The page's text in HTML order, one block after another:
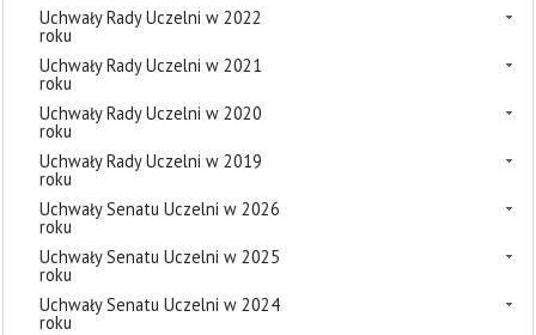
Uchwały Rady Uczelni w 2022
roku
Uchwały Rady Uczelni w 2021
roku
Uchwały Rady Uczelni w 2020
roku
Uchwały Rady Uczelni w 2019
roku
Uchwały Senatu Uczelni w 2026
roku
Uchwały Senatu Uczelni w 2025
roku
Uchwały Senatu Uczelni w 2024
roku